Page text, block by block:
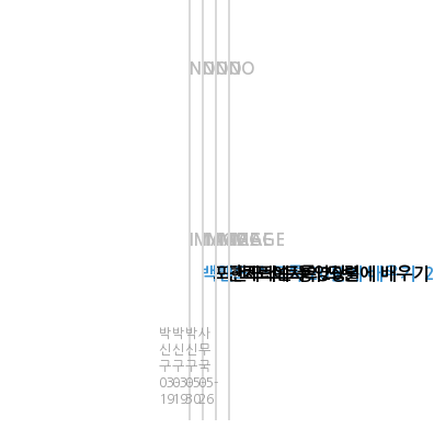
NO
IMAGE
백핸드 스트록 20분에 배우기 2
박
신
구
03-
19
NO
IMAGE
포핸드 스트록 20분에 배우기
박
신
구
03-
19
NO
IMAGE
단체레슨 동영상
박
신
구
05-
30
NO
IMAGE
코트에서의 드릴
사
무
국
05-
26